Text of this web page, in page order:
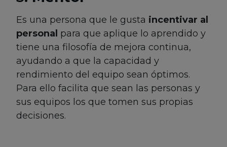
Es una persona que le gusta incentivar al
personal para que aplique lo aprendido y
tiene una filosofía de mejora continua,
ayudando a que la capacidad y
rendimiento del equipo sean óptimos.
Para ello facilita que sean las personas y
sus equipos los que tomen sus propias
decisiones.